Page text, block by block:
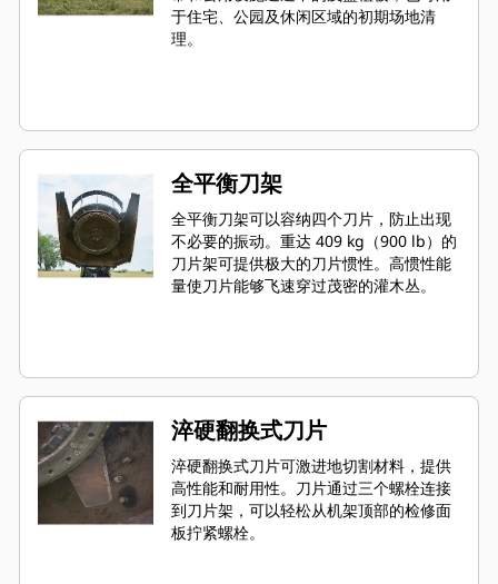
于住宅、公园及休闲区域的初期场地清
理。
全平衡刀架
全平衡刀架可以容纳四个刀片，防止出现
不必要的振动。重达 409 kg（900 lb）的
刀片架可提供极大的刀片惯性。高惯性能
量使刀片能够飞速穿过茂密的灌木丛。
淬硬翻换式刀片
淬硬翻换式刀片可激进地切割材料，提供
高性能和耐用性。刀片通过三个螺栓连接
到刀片架，可以轻松从机架顶部的检修面
板拧紧螺栓。